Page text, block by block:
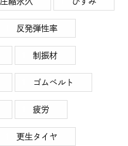
反発弾性率
制振材
ゴムベルト
疲労
更生タイヤ